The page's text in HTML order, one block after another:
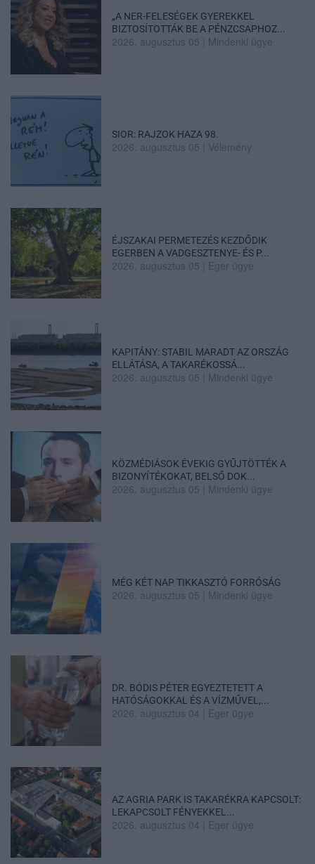
„A NER-FELESÉGEK GYEREKKEL
BIZTOSÍTOTTÁK BE A PÉNZCSAPHOZ...
2026. augusztus 05 Mindenki ügye
SIOR: RAJZOK HAZA 98.
2026. augusztus 05 Vélemény
ÉJSZAKAI PERMETEZÉS KEZDŐDIK
EGERBEN A VADGESZTENYE- ÉS P...
2026. augusztus 05 Eger ügye
KAPITÁNY: STABIL MARADT AZ ORSZÁG
ELLÁTÁSA, A TAKARÉKOSSÁ...
2026. augusztus 05 Mindenki ügye
KÖZMÉDIÁSOK ÉVEKIG GYŰJTÖTTÉK A
BIZONYÍTÉKOKAT, BELSŐ DOK...
2026. augusztus 05 Mindenki ügye
MÉG KÉT NAP TIKKASZTÓ FORRÓSÁG
2026. augusztus 05 Mindenki ügye
DR. BÓDIS PÉTER EGYEZTETETT A
HATÓSÁGOKKAL ÉS A VÍZMŰVEL,...
2026. augusztus 04 Eger ügye
AZ AGRIA PARK IS TAKARÉKRA KAPCSOLT:
LEKAPCSOLT FÉNYEKKEL...
2026. augusztus 04 Eger ügye